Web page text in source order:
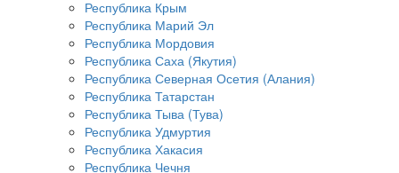
Республика Крым
Республика Марий Эл
Республика Мордовия
Республика Саха (Якутия)
Республика Северная Осетия (Алания)
Республика Татарстан
Республика Тыва (Тува)
Республика Удмуртия
Республика Хакасия
Республика Чечня